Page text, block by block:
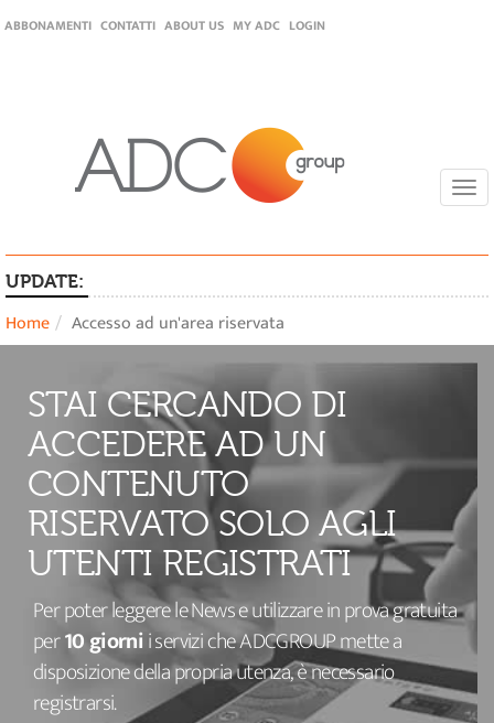
ABBONAMENTI CONTATTI ABOUT US MY ADC LOGIN
UPDATE:
Home Accesso ad un'area riservata
STAI CERCANDO DI
ACCEDERE AD UN
CONTENUTO
RISERVATO SOLO AGLI
UTENTI REGISTRATI
Per poter leggere le News e utilizzare in prova gratuita
per10 giornii servizi che ADCGROUP mette a
disposizione della propria utenza, è necessario
registrarsi.